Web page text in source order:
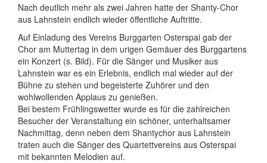
Nach deutlich mehr als zwei Jahren hatte der Shanty-Chor
aus Lahnstein endlich wieder öffentliche Auftritte.
Auf Einladung des Vereins Burggarten Osterspai gab der
Chor am Muttertag in dem urigen Gemäuer des Burggartens
ein Konzert (s. Bild). Für die Sänger und Musiker aus
Lahnstein war es ein Erlebnis, endlich mal wieder auf der
Bühne zu stehen und begeisterte Zuhörer und den
wohlwollenden Applaus zu genießen.
Bei bestem Frühlingswetter wurde es für die zahlreichen
Besucher der Veranstaltung ein schöner, unterhaltsamer
Nachmittag, denn neben dem Shantychor aus Lahnstein
traten auch die Sänger des Quartettvereins aus Osterspai
mit bekannten Melodien auf.